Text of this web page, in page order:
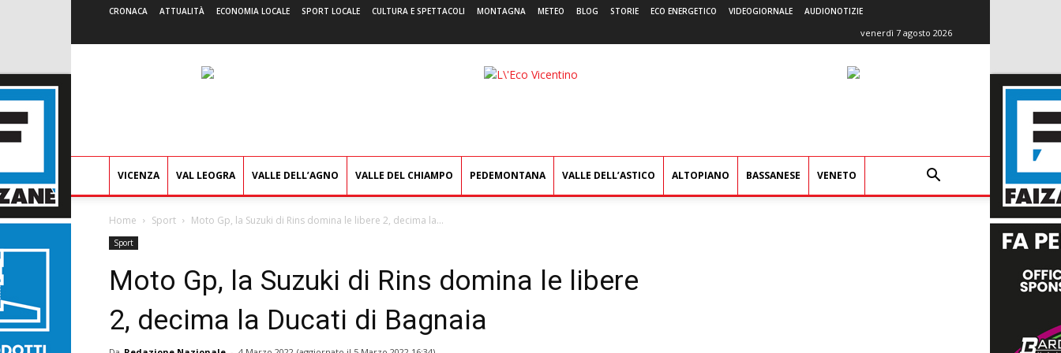
CRONACA ATTUALITÀ ECONOMIA LOCALE SPORT LOCALE CULTURA E SPETTACOLI MONTAGNA METEO BLOG STORIE ECO ENERGETICO VIDEOGIORNALE AUDIONOTIZIE
venerdì 7 agosto 2026
L'Eco
VICENZA VAL LEOGRA VALLE DELL’AGNO VALLE DEL CHIAMPO PEDEMONTANA VALLE DELL’ASTICO ALTOPIANO BASSANESE VENETO
Home Sport Moto Gp, la Suzuki di Rins domina le libere 2, decima la...
Sport
Moto Gp, la Suzuki di Rins domina le libere
2, decima la Ducati di Bagnaia